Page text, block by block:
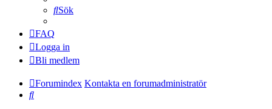
Sök
FAQ
Logga in
Bli medlem
Forumindex Kontakta en forumadministratör
Sök